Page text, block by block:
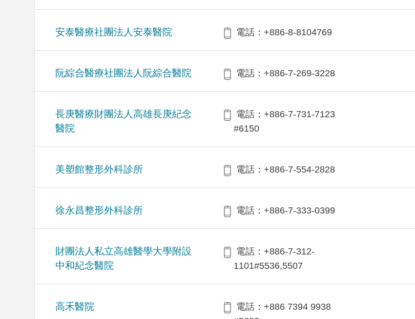
安泰醫療社團法人安泰醫院 電話：+886-8-8104769
阮綜合醫療社團法人阮綜合醫院 電話：+886-7-269-3228
長庚醫療財團法人高雄長庚紀念
醫院
電話：+886-7-731-7123
#6150
美塑館整形外科診所 電話：+886-7-554-2828
徐永昌整形外科診所 電話：+886-7-333-0399
財團法人私立高雄醫學大學附設
中和紀念醫院
電話：+886-7-312-
1101#5536,5507
高禾醫院
電話：+886 7394 9938